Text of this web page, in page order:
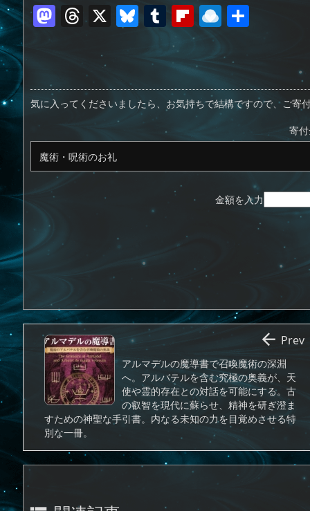
M
o
d
n
T
re
a
d
X Bl
sk
y
T
u
m
bl
r
Fl
ip
b
o
ar
d
R
n
d
ro
p.
io
気に入ってくださいましたら、お気持ちで結構ですので、ご寄
寄
金額を入力
アルマデルの魔導書で召喚魔術の深淵
へ。アルバテルを含む究極の奥義が、天
使や霊的存在との対話を可能にする。古
の叡智を現代に蘇らせ、精神を研ぎ澄ま
すための神聖な手引書。内なる未知の力を目覚めさせる特
別な一冊。
 Prev